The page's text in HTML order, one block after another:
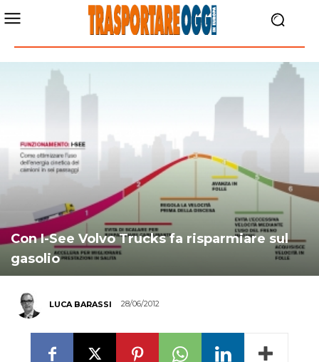
Con I-See Volvo Trucks fa risparmiare sul
gasolio
LUCA BARASSI 28/06/2012